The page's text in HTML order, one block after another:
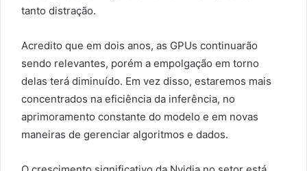
tanto distração.
Acredito que em dois anos, as GPUs continuarão
sendo relevantes, porém a empolgação em torno
delas terá diminuído. Em vez disso, estaremos mais
concentrados na eficiência da inferência, no
aprimoramento constante do modelo e em novas
maneiras de gerenciar algoritmos e dados.